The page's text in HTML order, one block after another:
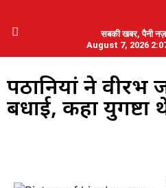
सबकी खबर, पैनी
August 7, 2026
पठानियां ने वीरभद्र
बधाई, कहा युगद्रष्टा